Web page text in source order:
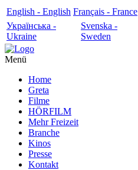
English - English Français - France
Українська -
Ukraine
Svenska -
Sweden
Menü
Home
Greta
Filme
HÖRFILM
Mehr Freizeit
Branche
Kinos
Presse
Kontakt